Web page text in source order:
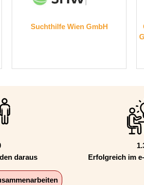
Gruppenpraxis für Radiologie
GmbH, Univ.-Doz. Dr. Partik
daraus
Erfolgreich im